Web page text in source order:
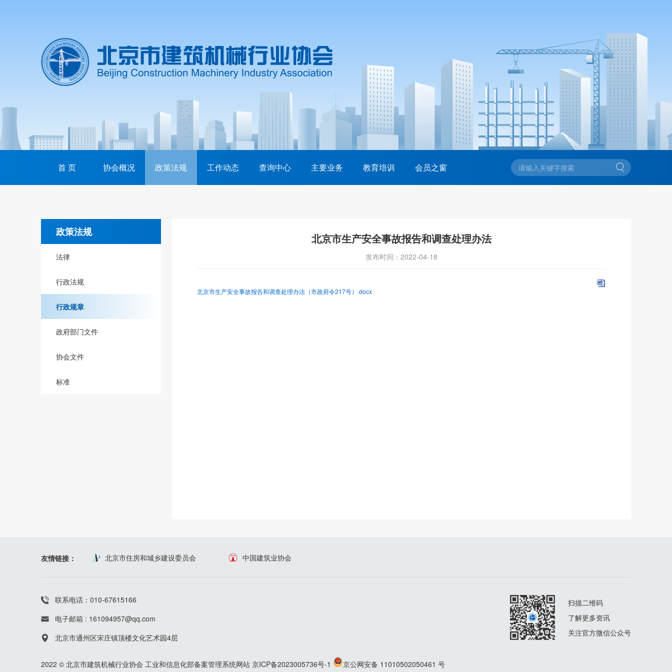
首 页 协会概况 政策法规 工作动态 查询中心 主要业务 教育培训 会员之窗
政策法规
法律
行政法规
行政规章
政府部门文件
协会文件
标准
北京市生产安全事故报告和调查处理办法
发布时间：2022-04-18
北京市生产安全事故报告和调查处理办法（市政府令217号）.docx
友情链接： 北京市住房和城乡建设委员会 中国建筑业协会
联系电话：010-67615166
电子邮箱 : 161094957@qq.com
北京市通州区宋庄镇顶楼文化艺术园4层
扫描二维码
了解更多资讯
关注官方微信公众号
2022 © 北京市建筑机械行业协会 工业和信息化部备案管理系统网站 京ICP备2023005736号-1 京公网安备 11010502050461 号